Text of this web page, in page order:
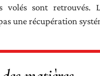
volés sont retrouvés.
une récupération